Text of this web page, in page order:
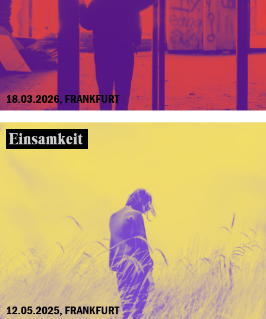
18.03.2026, FRANKFURT
Einsamkeit
12.05.2025, FRANKFURT